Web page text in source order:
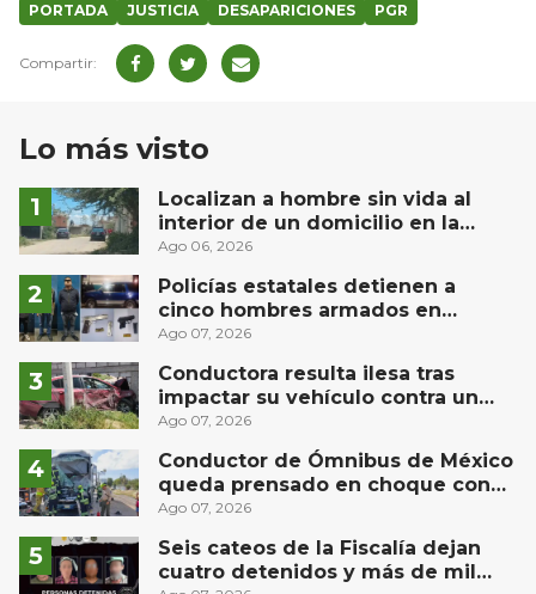
PORTADA JUSTICIA DESAPARICIONES PGR
Lo más visto
Localizan a hombre sin vida al
interior de un domicilio en la
comunidad El Rodeo, San Juan del
Ago 06, 2026
Policías estatales detienen a
cinco hombres armados en
Puebla capital
Ago 07, 2026
Conductora resulta ilesa tras
impactar su vehículo contra un
muro en Huimilpan
Ago 07, 2026
Conductor de Ómnibus de México
queda prensado en choque con
materialista en San Juan del Río
Ago 07, 2026
Seis cateos de la Fiscalía dejan
cuatro detenidos y más de mil